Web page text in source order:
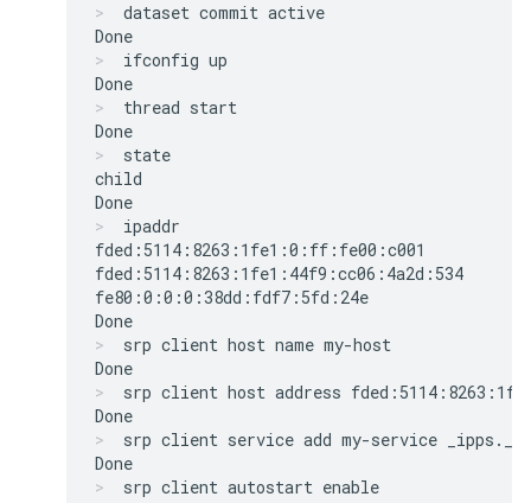
dataset commit active
ifconfig up
thread start
state
child
ipaddr
fded:5114:8263:1fe1:0:ff:fe00:c001
fded:5114:8263:1fe1:44f9:cc06:4a2d:534
fe80:0:0:0:38dd:fdf7:5fd:24e
srp client host name my-host
srp client host address
srp client service add my-service
srp client autostart enable